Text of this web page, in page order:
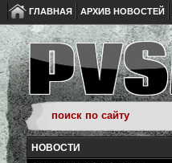
ГЛАВНАЯ АРХИВ НОВОСТЕЙ
НОВОСТИ